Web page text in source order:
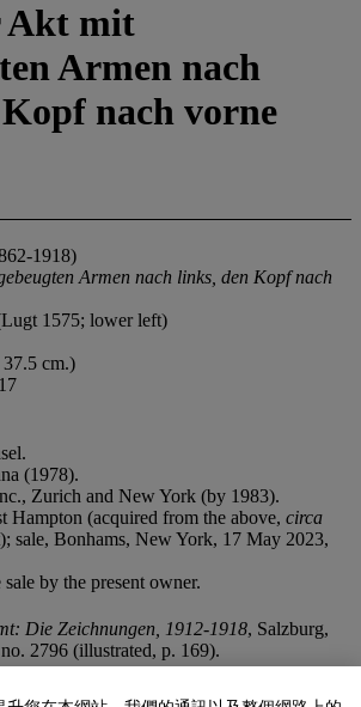
Akt mit
Armen nach
nach vorne
1918)
Armen nach links, den Kopf nach
1575; lower left)
cm.)
(1978).
Zurich and New York (by 1983).
Hampton (acquired from the above, circa
sale, Bonhams, New York, 17 May 2023,
by the present owner.
Die Zeichnungen, 1912-1918, Salzburg,
2796 (illustrated, p. 169).
and Linz, Neue Galerie der Stadt Linz,